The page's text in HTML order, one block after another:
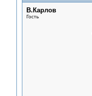
В.Карлов
Гость